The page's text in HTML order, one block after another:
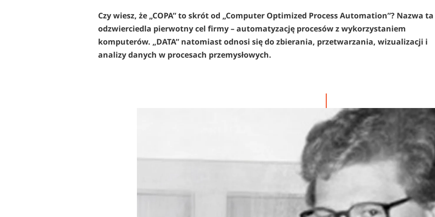
Czy wiesz, że „COPA” to skrót od „Computer Optimized Process Automation”? Nazwa ta
odzwierciedla pierwotny cel firmy – automatyzację procesów z wykorzystaniem
komputerów. „DATA” natomiast odnosi się do zbierania, przetwarzania, wizualizacji i
analizy danych w procesach przemysłowych.
Thomas Punzenberger zakłada firmę COPA-DATA z siedzibą w Salzburgu, w